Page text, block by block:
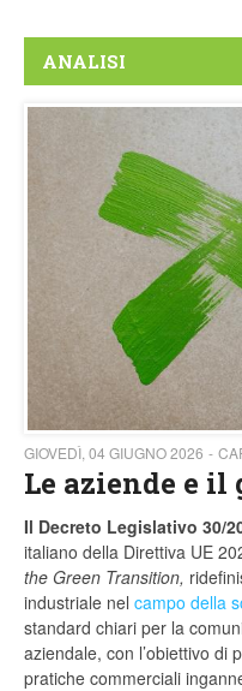
ANALISI
GIOVEDÌ, 04 GIUGNO 2026
Le aziende e
Il Decreto Legislativo 30/
italiano della Direttiva UE
the Green Transition,
industriale nel campo della
standard chiari per la
aziendale, con l’obiettivo di
pratiche commerciali